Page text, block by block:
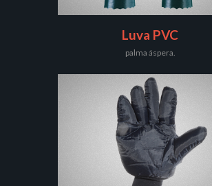
Luva PVC
palma áspera.